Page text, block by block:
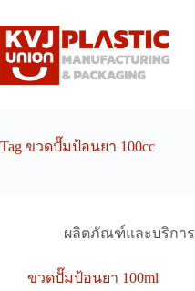
to
content
Tag ขวดปั๊มป้อนยา 100cc
ผลิตภัณฑ์และบริการ
ขวดปั๊มป้อนยา 100ml